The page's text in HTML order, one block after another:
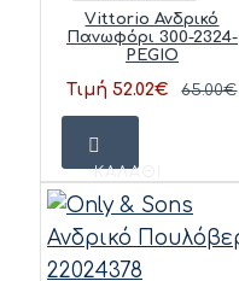
Vittorio Ανδρικό
Πανωφόρι 300-2324-
PEGIO
Τιμή 52.02€ 65.00€
ΚΑΛΆΘΙ